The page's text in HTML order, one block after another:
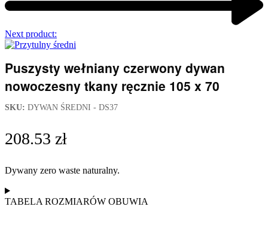
Next product:
Puszysty wełniany czerwony dywan
nowoczesny tkany ręcznie 105 x 70
SKU: DYWAN ŚREDNI - DS37
208.53 zł
Dywany zero waste naturalny.
TABELA ROZMIARÓW OBUWIA